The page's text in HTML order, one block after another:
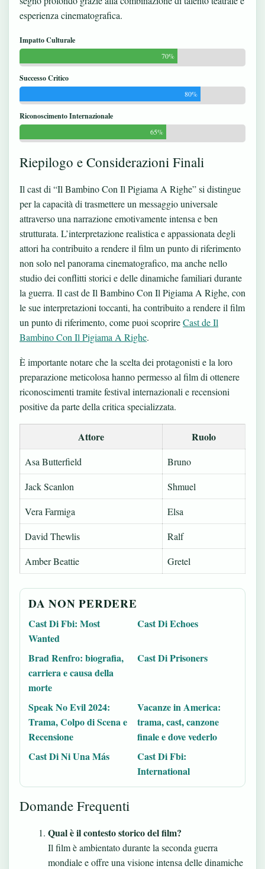
esperienza cinematografica.
Impatto Culturale
70%
Successo Critico
80%
Riconoscimento Internazionale
65%
Riepilogo e Considerazioni Finali
Il cast di “Il Bambino Con Il Pigiama A Righe” si distingue
per la capacità di trasmettere un messaggio universale
attraverso una narrazione emotivamente intensa e ben
strutturata. L’interpretazione realistica e appassionata degli
attori ha contribuito a rendere il film un punto di riferimento
non solo nel panorama cinematografico, ma anche nello
studio dei conflitti storici e delle dinamiche familiari durante
la guerra. Il cast de Il Bambino Con Il Pigiama A Righe, con
le sue interpretazioni toccanti, ha contribuito a rendere il film
un punto di riferimento, come puoi scoprireCast de Il
Bambino Con Il Pigiama A Righe.
È importante notare che la scelta dei protagonisti e la loro
preparazione meticolosa hanno permesso al film di ottenere
riconoscimenti tramite festival internazionali e recensioni
positive da parte della critica specializzata.
Attore Ruolo
Asa Butterfield
Bruno
Jack Scanlon
Shmuel
Vera Farmiga
Elsa
David Thewlis
Ralf
Amber Beattie
Gretel
DA NON PERDERE
Cast Di Fbi: Most
Wanted
Cast Di Echoes
Brad Renfro: biografia,
carriera e causa della
morte
Cast Di Prisoners
Speak No Evil 2024:
Trama, Colpo di Scena e
Recensione
Vacanze in America:
trama, cast, canzone
finale e dove vederlo
Cast Di Ni Una Más
Cast Di Fbi:
International
Domande Frequenti
Qual è il contesto storico del film?
Il film è ambientato durante la seconda guerra
mondiale e offre una visione intensa delle dinamiche